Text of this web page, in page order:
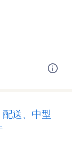
送、中型